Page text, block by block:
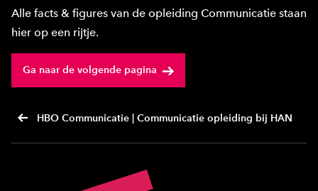
Alle facts & figures van de opleiding Communicatie staan
hier op een rijtje.
Ga naar de volgende pagina
HBO Communicatie | Communicatie opleiding bij HAN